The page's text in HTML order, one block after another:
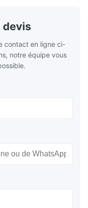
devis
contact en ligne ci-
notre équipe vous